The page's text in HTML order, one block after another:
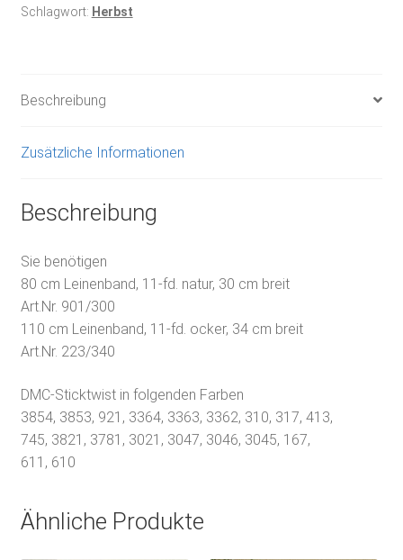
Schlagwort: Herbst
Beschreibung
Zusätzliche Informationen
Beschreibung
Sie benötigen
80 cm Leinenband, 11-fd. natur, 30 cm breit
Art.Nr. 901/300
110 cm Leinenband, 11-fd. ocker, 34 cm breit
Art.Nr. 223/340
DMC-Sticktwist in folgenden Farben
3854, 3853, 921, 3364, 3363, 3362, 310, 317, 413,
745, 3821, 3781, 3021, 3047, 3046, 3045, 167,
611, 610
Ähnliche Produkte